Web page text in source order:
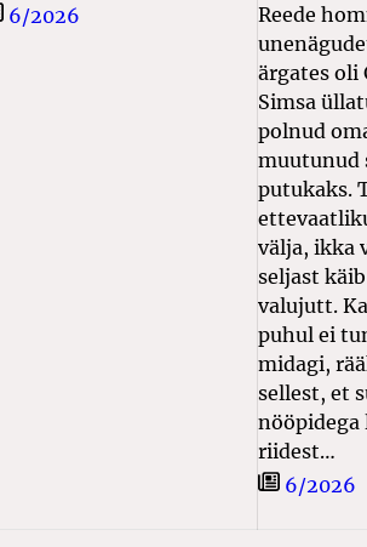
6/2026
Reede
ärgates oli
Simsa
polnud
muutunud
putukaks.
välja, ikka
seljast
valujutt.
puhul ei
midagi,
sellest, et
nööpidega
riidest…
6/2026